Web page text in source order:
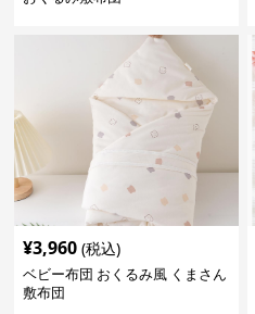
¥3,960 (税込)
ベビー布団 おくるみ風 くまさん
敷布団